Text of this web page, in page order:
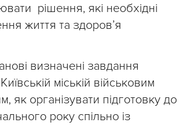
рішення, які необхідні
життя та здоров’я
визначені завдання
міській військовим
як організувати підготовку до
року спільно із